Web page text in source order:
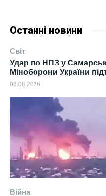
Останні новини
Світ
Удар по НПЗ у
Міноборони України
08.08.2026
Війна